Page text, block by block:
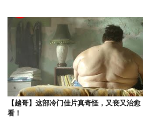
【越哥】这部冷门佳片真奇怪，又丧又治
看！